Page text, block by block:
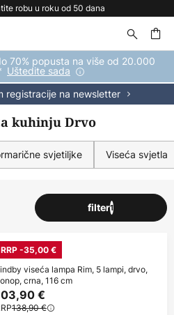
za kupnju iznad 69 €
70% popusta na više od 20.000
Uštedite sada
registracije na newsletter
kuhinju Drvo
svjetiljke Viseća svjetla
filter1
RRP -35,00 €
viseća lampa Rim, 5 lampi, drvo,
crna, 116 cm
€
138,90 €